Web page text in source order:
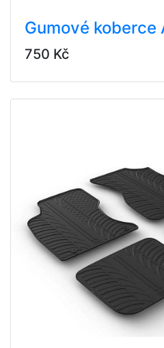
Gumové koberce
750 Kč